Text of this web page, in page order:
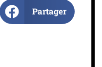
Partager